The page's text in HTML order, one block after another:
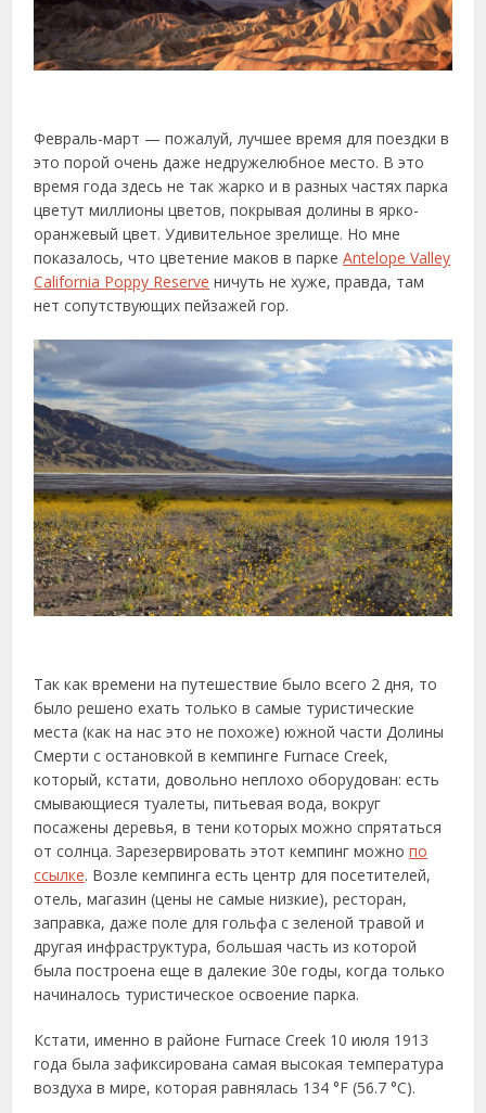
Февраль-март — пожалуй, лучшее время для поездки в
это порой очень даже недружелюбное место. В это
время года здесь не так жарко и в разных частях парка
цветут миллионы цветов, покрывая долины в ярко-
оранжевый цвет. Удивительное зрелище. Но мне
показалось, что цветение маков в паркеAntelope Valley
California Poppy Reserve ничуть не хуже, правда, там
нет сопутствующих пейзажей гор.
Так как времени на путешествие было всего 2 дня, то
было решено ехать только в самые туристические
места (как на нас это не похоже) южной части Долины
Смерти с остановкой в кемпинге Furnace Creek,
который, кстати, довольно неплохо оборудован: есть
смывающиеся туалеты, питьевая вода, вокруг
посажены деревья, в тени которых можно спрятаться
от солнца. Зарезервировать этот кемпинг можнопо
ссылке. Возле кемпинга есть центр для посетителей,
отель, магазин (цены не самые низкие), ресторан,
заправка, даже поле для гольфа с зеленой травой и
другая инфраструктура, большая часть из которой
была построена еще в далекие 30е годы, когда только
начиналось туристическое освоение парка.
Кстати, именно в районе Furnace Creek 10 июля 1913
года была зафиксирована самая высокая температура
воздуха в мире, которая равнялась 134 °F (56.7 °C).